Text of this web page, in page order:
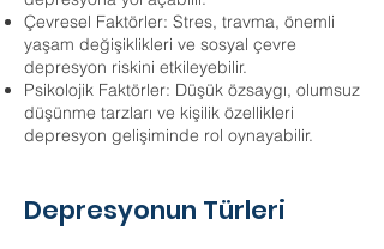
Çevresel Faktörler: Stres, travma, önemli
yaşam değişiklikleri ve sosyal çevre
depresyon riskini etkileyebilir.
Psikolojik Faktörler: Düşük özsaygı, olumsuz
düşünme tarzları ve kişilik özellikleri
depresyon gelişiminde rol oynayabilir.
Depresyonun Türleri